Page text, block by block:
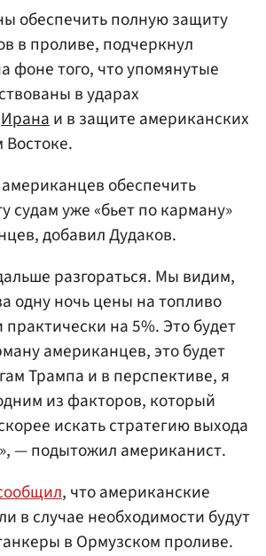
обеспечить полную защиту
в проливе, подчеркнул
фоне того, что упомянутые
в ударах
Иранаи в защите американских
обеспечить
судам уже «бьет по карману»
добавил Дудаков.
разгораться. Мы видим,
одну ночь цены на топливо
на 5%. Это будет
американцев, это будет
Трампа и в перспективе, я
из факторов, который
искать стратегию выхода
— подытожил американист.
, что американские
в случае необходимости будут
в Ормузском проливе.